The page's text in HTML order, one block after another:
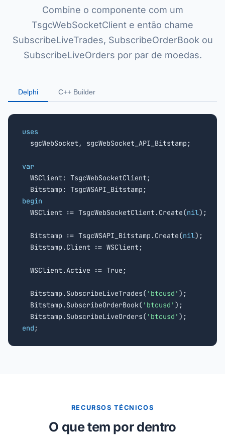
Combine o componente com um
TsgcWebSocketClient e então chame
SubscribeLiveTrades, SubscribeOrderBook ou
SubscribeLiveOrders por par de moedas.
Delphi C++ Builder
uses
sgcWebSocket, sgcWebSocket_API_Bitstamp;
var
WSClient: TsgcWebSocketClient;
begin
WSClient := TsgcWebSocketClient.Create(nil);
  Bitstamp := TsgcWSAPI_Bitstamp.Create(
nil);
  Bitstamp.Client := WSClient;
  WSClient.Active := True;
  Bitstamp.SubscribeLiveTrades(
'btcusd' );
  Bitstamp.SubscribeOrderBook(
'btcusd' );
  Bitstamp.SubscribeLiveOrders(
'btcusd'
end ;
RECURSOS TÉCNICOS
O que tem por dentro